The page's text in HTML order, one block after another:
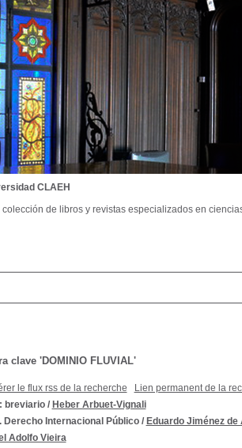
clave 'DOMINIO FLUVIAL'
le flux rss de la recherche Lien permanent de la
breviario/ Heber Arbuet-Vignali
Derecho Internacional Público/ Eduardo Jiménez de
Adolfo Vieira
CLAEH
de libros y revistas especializados en